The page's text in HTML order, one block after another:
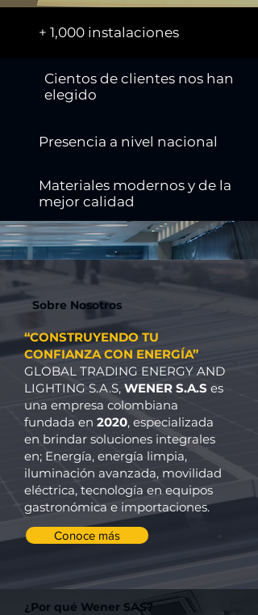
+ 1,000 instalaciones
Cientos de clientes nos han
elegido
Presencia a nivel nacional
Materiales modernos y de la
mejor calidad
Sobre Nosotros
“CONSTRUYENDO TU
CONFIANZA CON ENERGÍA”
GLOBAL TRADING ENERGY AND
LIGHTING S.A.S, WENER S.A.S es
una empresa colombiana
fundada en 2020, especializada
en brindar soluciones integrales
en; Energía, energía limpia,
iluminación avanzada, movilidad
eléctrica, tecnología en equipos
gastronómica e importaciones.
Conoce más
¿Por qué Wener SAS?